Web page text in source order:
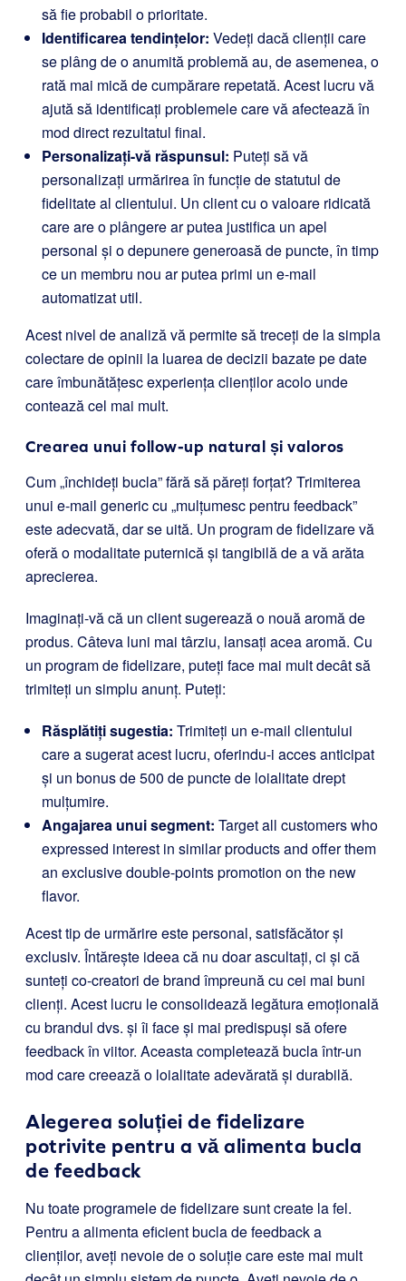
să fie probabil o prioritate.
Identificarea tendințelor: Vedeți dacă clienții care
se plâng de o anumită problemă au, de asemenea, o
rată mai mică de cumpărare repetată. Acest lucru vă
ajută să identificați problemele care vă afectează în
mod direct rezultatul final.
Personalizați-vă răspunsul: Puteți să vă
personalizați urmărirea în funcție de statutul de
fidelitate al clientului. Un client cu o valoare ridicată
care are o plângere ar putea justifica un apel
personal și o depunere generoasă de puncte, în timp
ce un membru nou ar putea primi un e-mail
automatizat util.
Acest nivel de analiză vă permite să treceți de la simpla
colectare de opinii la luarea de decizii bazate pe date
care îmbunătățesc experiența clienților acolo unde
contează cel mai mult.
Crearea unui follow-up natural și valoros
Cum „închideți bucla” fără să păreți forțat? Trimiterea
unui e-mail generic cu „mulțumesc pentru feedback”
este adecvată, dar se uită. Un program de fidelizare vă
oferă o modalitate puternică și tangibilă de a vă arăta
aprecierea.
Imaginați-vă că un client sugerează o nouă aromă de
produs. Câteva luni mai târziu, lansați acea aromă. Cu
un program de fidelizare, puteți face mai mult decât să
trimiteți un simplu anunț. Puteți:
Răsplătiți sugestia: Trimiteți un e-mail clientului
care a sugerat acest lucru, oferindu-i acces anticipat
și un bonus de 500 de puncte de loialitate drept
mulțumire.
Angajarea unui segment: Target all customers who
expressed interest in similar products and offer them
an exclusive double-points promotion on the new
flavor.
Acest tip de urmărire este personal, satisfăcător și
exclusiv. Întărește ideea că nu doar ascultați, ci și că
sunteți co-creatori de brand împreună cu cei mai buni
clienți. Acest lucru le consolidează legătura emoțională
cu brandul dvs. și îi face și mai predispuși să ofere
feedback în viitor. Aceasta completează bucla într-un
mod care creează o loialitate adevărată și durabilă.
Alegerea soluției de fidelizare
potrivite pentru a vă alimenta bucla
de feedback
Nu toate programele de fidelizare sunt create la fel.
Pentru a alimenta eficient bucla de feedback a
clienților, aveți nevoie de o soluție care este mai mult